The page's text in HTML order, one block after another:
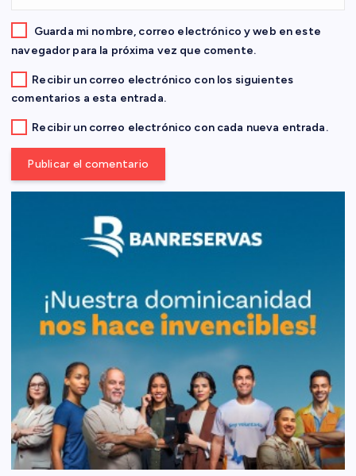
d
a
s
Guarda mi nombre, correo electrónico y web en este
navegador para la próxima vez que comente.
Recibir un correo electrónico con los siguientes
comentarios a esta entrada.
Recibir un correo electrónico con cada nueva entrada.